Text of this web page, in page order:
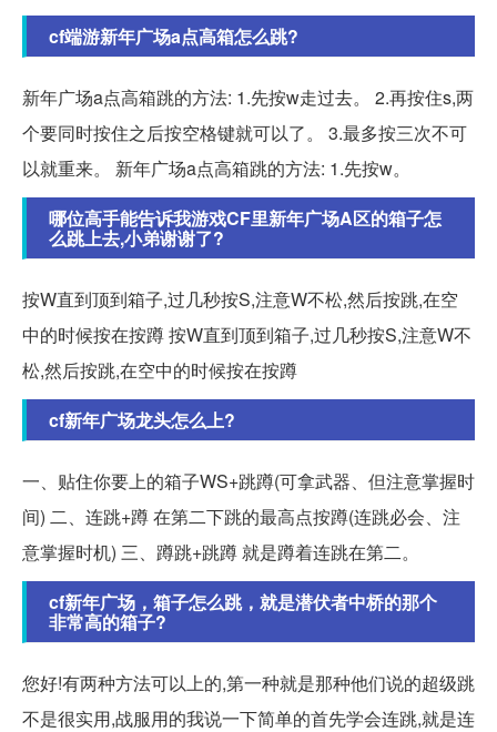
cf端游新年广场a点高箱怎么跳?
新年广场a点高箱跳的方法: 1.先按w走过去。 2.再按住s,两
个要同时按住之后按空格键就可以了。 3.最多按三次不可
以就重来。 新年广场a点高箱跳的方法: 1.先按w。
哪位高手能告诉我游戏CF里新年广场A区的箱子怎
么跳上去,小弟谢谢了?
按W直到顶到箱子,过几秒按S,注意W不松,然后按跳,在空
中的时候按在按蹲 按W直到顶到箱子,过几秒按S,注意W不
松,然后按跳,在空中的时候按在按蹲
cf新年广场龙头怎么上?
一、贴住你要上的箱子WS+跳蹲(可拿武器、但注意掌握时
间) 二、连跳+蹲 在第二下跳的最高点按蹲(连跳必会、注
意掌握时机) 三、蹲跳+跳蹲 就是蹲着连跳在第二。
cf新年广场，箱子怎么跳，就是潜伏者中桥的那个
非常高的箱子?
您好!有两种方法可以上的,第一种就是那种他们说的超级跳
不是很实用,战服用的我说一下简单的首先学会连跳,就是连